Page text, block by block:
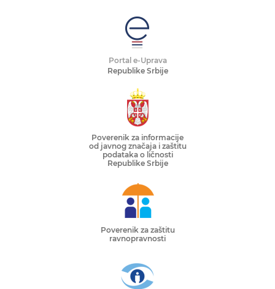
Portal e-Uprava
Republike Srbije
Poverenik za informacije
od javnog značaja i zaštitu
podataka o ličnosti
Republike Srbije
Poverenik za zaštitu
ravnopravnosti